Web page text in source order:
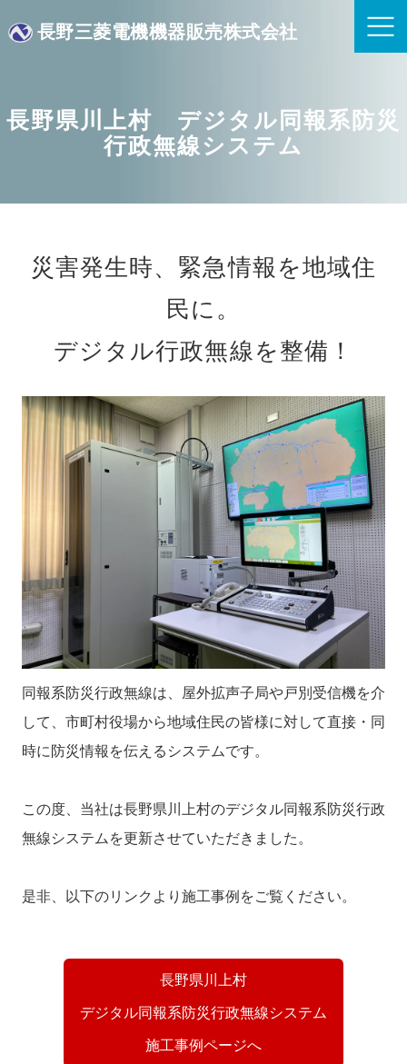
長野三菱電機機器販売株式会社
長野県川上村 デジタル同報系防災
行政無線システム
災害発生時、緊急情報を地域住
民に。
デジタル行政無線を整備！
同報系防災行政無線は、屋外拡声子局や戸別受信機を介
して、市町村役場から地域住民の皆様に対して直接・同
時に防災情報を伝えるシステムです。
この度、当社は長野県川上村のデジタル同報系防災行政
無線システムを更新させていただきました。
是非、以下のリンクより施工事例をご覧ください。
長野県川上村
デジタル同報系防災行政無線システム
施工事例ページへ